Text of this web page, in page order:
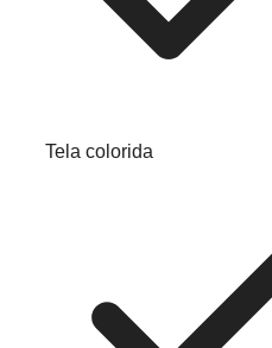
Tela colorida